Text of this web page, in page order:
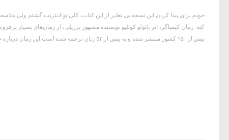
خودم برای پیدا کردن این نسخه بی نظیر از این کتاب، کلی تو اینترنت گشتم ولی
کنه. رمان کیمیاگر، اثر پائولو کوئلیو نویسنده مشهور برزیلی، از رمان‌های بسیار
بیش از ۱۵۰ کشور منتشر شده و به بیش از ۵۲ زبان ترجمه شده است.این رمان درباره چوپانی اسپانیایی به نام...